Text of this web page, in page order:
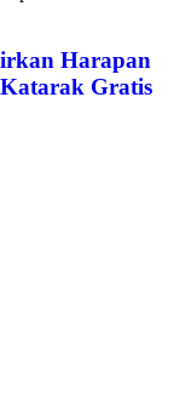
Harapan
Gratis